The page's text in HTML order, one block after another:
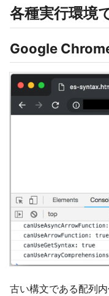
各種実行環境
Google
古い構文である配列